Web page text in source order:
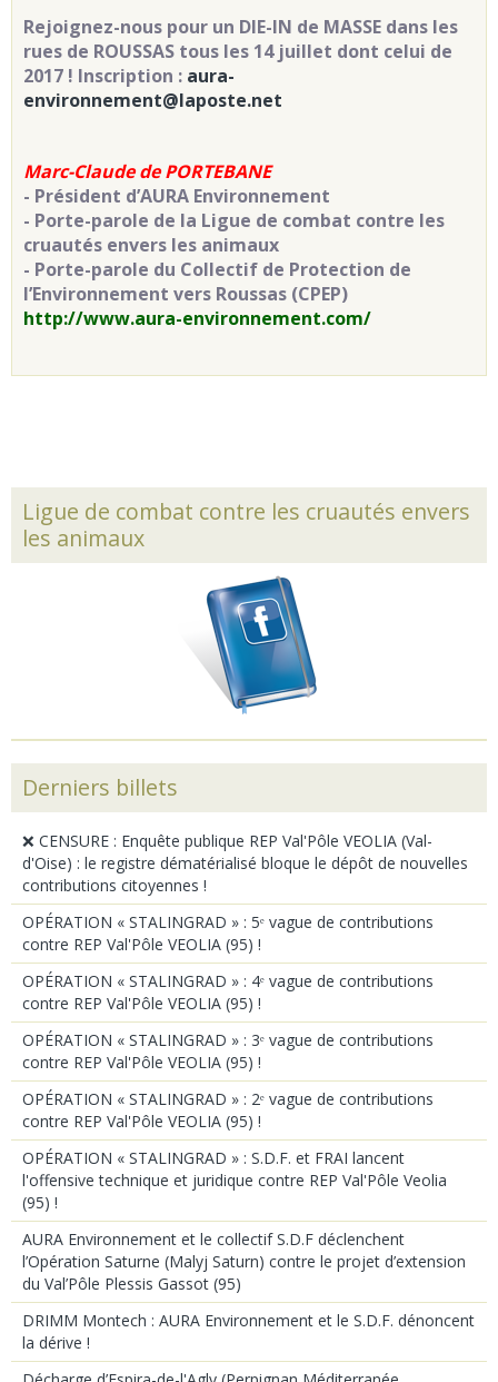
Rejoignez-nous pour un DIE-IN de MASSE dans les
rues de ROUSSAS tous les 14 juillet dont celui de
2017 ! Inscription : aura-
environnement@laposte.net
Marc-Claude de PORTEBANE
- Président d’AURA Environnement
- Porte-parole de la Ligue de combat contre les
cruautés envers les animaux
- Porte-parole du Collectif de Protection de
l’Environnement vers Roussas (CPEP)
http://www.aura-environnement.com/
Ligue de combat contre les cruautés envers
les animaux
Derniers billets
❌ CENSURE : Enquête publique REP Val'Pôle VEOLIA (Val-
d'Oise) : le registre dématérialisé bloque le dépôt de nouvelles
contributions citoyennes !
OPÉRATION « STALINGRAD » : 5ᵉ vague de contributions
contre REP Val'Pôle VEOLIA (95) !
OPÉRATION « STALINGRAD » : 4ᵉ vague de contributions
contre REP Val'Pôle VEOLIA (95) !
OPÉRATION « STALINGRAD » : 3ᵉ vague de contributions
contre REP Val'Pôle VEOLIA (95) !
OPÉRATION « STALINGRAD » : 2ᵉ vague de contributions
contre REP Val'Pôle VEOLIA (95) !
OPÉRATION « STALINGRAD » : S.D.F. et FRAI lancent
l'offensive technique et juridique contre REP Val'Pôle Veolia
(95) !
AURA Environnement et le collectif S.D.F déclenchent
l’Opération Saturne (Malyj Saturn) contre le projet d’extension
du Val’Pôle Plessis Gassot (95)
DRIMM Montech : AURA Environnement et le S.D.F. dénoncent
la dérive !